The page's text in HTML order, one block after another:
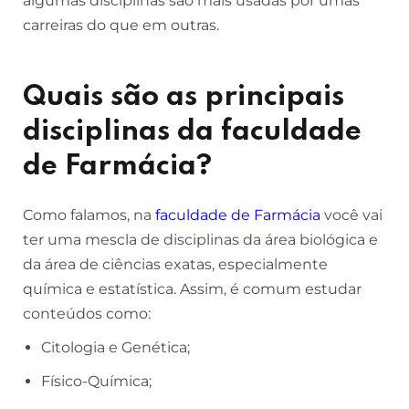
carreiras do que em outras.
Quais são as principais
disciplinas da faculdade
de Farmácia?
Como falamos, na faculdade de Farmácia você vai
ter uma mescla de disciplinas da área biológica e
da área de ciências exatas, especialmente
química e estatística. Assim, é comum estudar
conteúdos como:
Citologia e Genética;
Físico-Química;